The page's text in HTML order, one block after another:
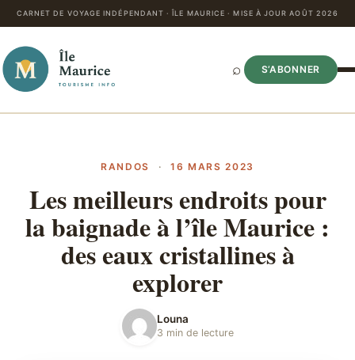
CARNET DE VOYAGE INDÉPENDANT · ÎLE MAURICE · MISE À JOUR AOÛT 2026
⌕ S’ABONNER
RANDOS · 16 MARS 2023
Les meilleurs endroits pour
la baignade à l’île Maurice :
des eaux cristallines à
explorer
Louna
3 min de lecture